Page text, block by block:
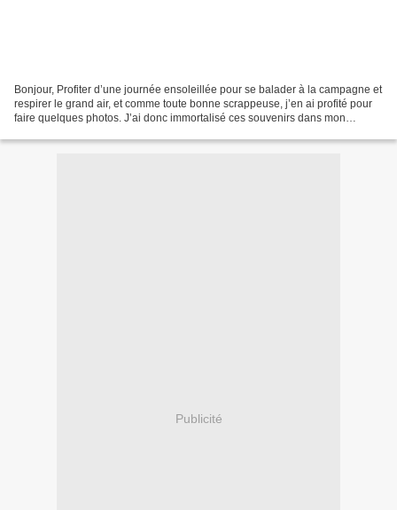
Bonjour, Profiter d’une journée ensoleillée pour se balader à la campagne et
respirer le grand air, et comme toute bonne scrappeuse, j’en ai profité pour
faire quelques photos. J’ai donc immortalisé ces souvenirs dans mon
Publicité